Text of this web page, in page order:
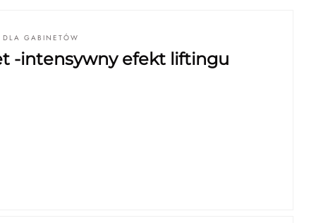
DLA GABINETÓW
-intensywny efekt liftingu